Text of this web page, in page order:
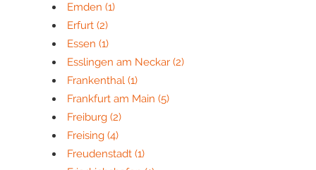
Emden (1)
Erfurt (2)
Essen (1)
Esslingen am Neckar (2)
Frankenthal (1)
Frankfurt am Main (5)
Freiburg (2)
Freising (4)
Freudenstadt (1)